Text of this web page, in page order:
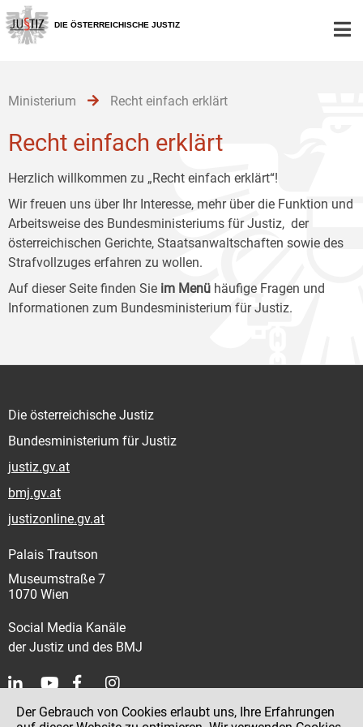
Zur
Hauptnavigation
[1]
Zum
Inhalt
[2]
Zum
Untermenü
[3]
DIE ÖSTERREICHISCHE JUSTIZ
Ministerium Recht einfach erklärt
Recht einfach erklärt
Herzlich willkommen zu „Recht einfach erklärt“!
Wir freuen uns über Ihr Interesse, mehr über die Funktion und
Arbeitsweise des Bundesministeriums für Justiz, der
österreichischen Gerichte, Staatsanwaltschaften sowie des
Strafvollzuges erfahren zu wollen.
Auf dieser Seite finden Sie im Menü häufige Fragen und
Informationen zum Bundesministerium für Justiz.
Die österreichische Justiz
Bundesministerium für Justiz
justiz.gv.at
bmj.gv.at
justizonline.gv.at
Palais Trautson
Museumstraße 7
1070 Wien
Social Media Kanäle
der Justiz und des BMJ
Kontakt
Der Gebrauch von Cookies erlaubt uns, Ihre Erfahrungen